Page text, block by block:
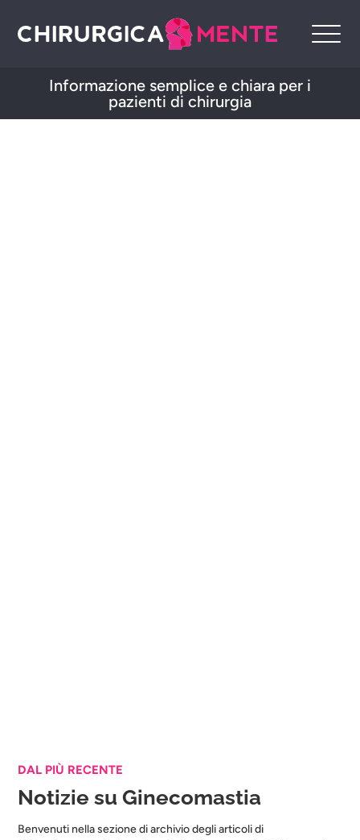
Informazione semplice e chiara per i
pazienti di chirurgia
DAL PIÙ RECENTE
Notizie su Ginecomastia
Benvenuti nella sezione di archivio degli articoli di